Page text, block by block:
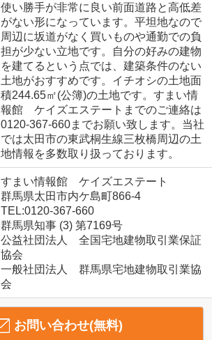
使い勝手が非常に良い前面道路と高低差
がない形になっています。平坦地なので
周辺に坂道がなく買いものや通勤での負
担が少ない立地です。自分の好みの建物
を建てるという点では、建築条件のない
土地がおすすめです。イチオシの土地面
積244.65㎡(公簿)の土地です。すまい情
報館 ケイズエステートまでのご連絡は
0120-367-660までお願い致します。当社
では太田市の東武桐生線三枚橋周辺の土
地情報を多数取り扱っております。
すまい情報館 ケイズエステート
群馬県太田市内ケ島町866-4
TEL:0120-367-660
群馬県知事 (3) 第7169号
公益社団法人 全国宅地建物取引業保証
協会
一般社団法人 群馬県宅地建物取引業協
会
お問い合わせ(無料)